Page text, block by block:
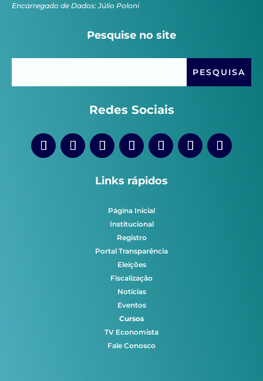
Encarregado de Dados: Júlio Poloni
Pesquise no site
Redes Sociais
Links rápidos
Página Inicial
Institucional
Registro
Portal Transparência
Eleições
Fiscalização
Notícias
Eventos
Cursos
TV Economista
Fale Conosco